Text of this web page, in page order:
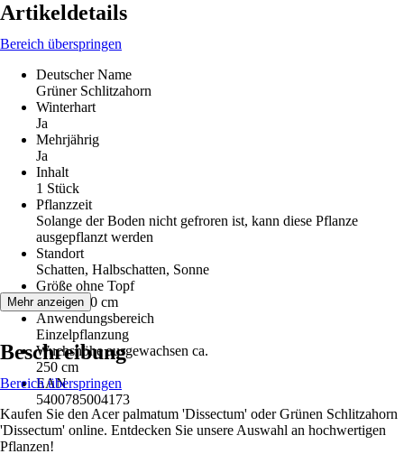
Artikeldetails
Bereich überspringen
Deutscher Name
Grüner Schlitzahorn
Winterhart
Ja
Mehrjährig
Ja
Inhalt
1 Stück
Pflanzzeit
Solange der Boden nicht gefroren ist, kann diese Pflanze
ausgepflanzt werden
Standort
Schatten, Halbschatten, Sonne
Größe ohne Topf
40 cm - 50 cm
Anwendungsbereich
Einzelpflanzung
Wuchshöhe ausgewachsen ca.
250 cm
EAN
5400785004173
Mehr anzeigen
Beschreibung
Bereich überspringen
Kaufen Sie den Acer palmatum 'Dissectum' oder Grünen Schlitzahorn
'Dissectum' online. Entdecken Sie unsere Auswahl an hochwertigen
Pflanzen!